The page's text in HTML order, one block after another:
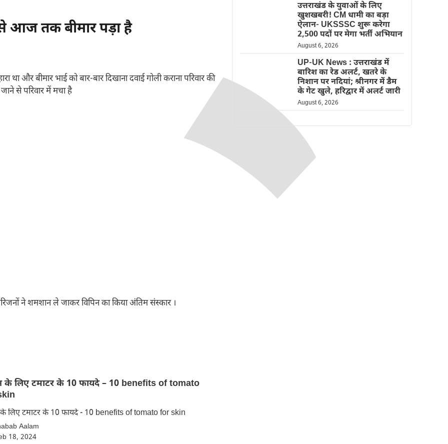
से आज तक बीमार पड़ा है
और बीमार भाई को बार-बार दिखाना दवाई गोली कराना परिवार की
से परिवार में मचा है
ने शमशान ले जाकर विपिन का किया अंतिम संस्कार ।
टमाटर के 10 फायदे – 10 benefits of tomato
स्किन के लिए टमाटर के 10 फायदे - 10 benefits of tomato for skin
Aalam
18, 2024
उत्तराखंड के युवाओं के लिए
खुशखबरी! CM धामी का बड़ा
ऐलान- UKSSSC शुरू करेगा
2,500 पदों पर मेगा भर्ती अभियान
August 6, 2026
UP-UK News : उत्तराखंड में
बारिश का रेड अलर्ट, खतरे के
निशान पर नदियां; श्रीनगर में डैम
के गेट खुले, हरिद्वार में अलर्ट जारी
August 6, 2026